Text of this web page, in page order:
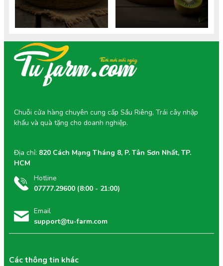
dưỡng chi tiết.
mẹ và thai nhi.
Hotline
07777.29600 (8:00 - 21:00)
Email
support@tu-farm.com
Các thông tin khác
Chuỗi cửa hàng chuyên cung cấp Sầu Riêng, Trái cây nhập
khẩu và quà tặng cho doanh nghiệp.
Địa chỉ: 820 Cách Mạng Tháng 8, P. Tân Sơn Nhất, TP.
HCM